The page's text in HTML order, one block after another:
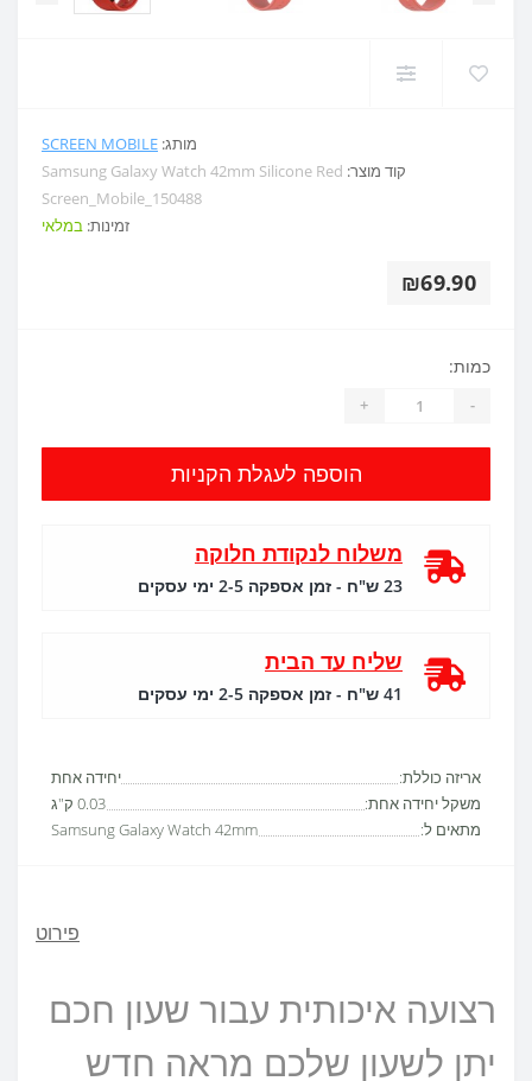
מותג: SCREEN MOBILE
קוד מוצר: Samsung Galaxy Watch 42mm Silicone Red
Screen_Mobile_150488
זמינות: במלאי
₪69.90
אריזה כוללת:
יחידה אחת
משקל יחידה אחת:
0.03 ק"ג
מתאים ל:
Samsung Galaxy Watch 42mm
כמות:
-
+
הוספה לעגלת הקניות
משלוח לנקודת חלוקה
23 ש"ח - זמן אספקה 2-5 ימי עסקים
שליח עד הבית
41 ש"ח - זמן אספקה 2-5 ימי עסקים
פירוט
רצועה איכותית עבור שעון חכם
יתן לשעון שלכם מראה חדש